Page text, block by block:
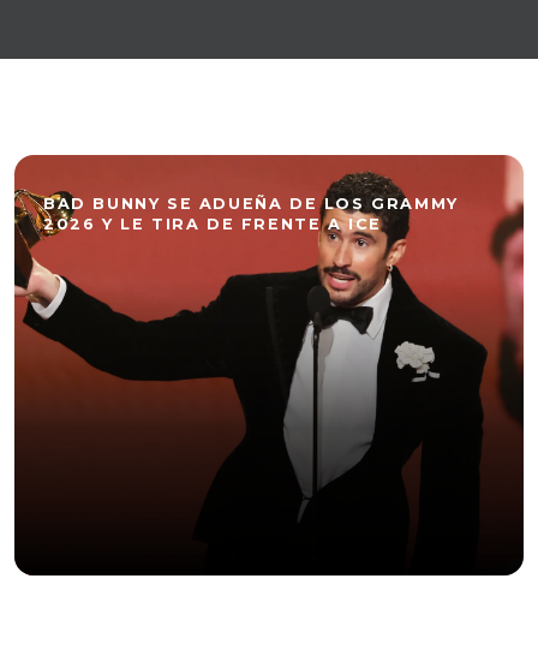
BAD BUNNY SE ADUEÑA DE LOS GRAMMY
2026 Y LE TIRA DE FRENTE A ICE